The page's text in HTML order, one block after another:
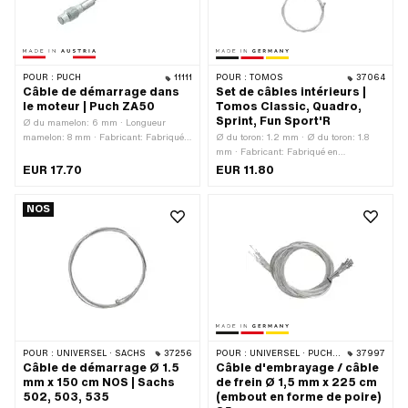
POUR : PUCH 11111
Câble de démarrage dans
le moteur | Puch ZA50
Ø du mamelon: 6 mm · Longueur
mamelon: 8 mm · Fabricant: Fabriqué
Forme du mamelon: Tonneau
910.4.18.001.0
EUR 17.70
POUR : TOMOS 37064
Set de câbles intérieurs |
Tomos Classic, Quadro,
Sprint, Fun Sport'R
Ø du toron: 1.2 mm · Ø du toron: 1.8
mm · Fabricant: Fabriqué en
Allemagne · Matériau: Acier · Nombre:
EUR 11.80
NOS
POUR : UNIVERSEL · SACHS 37256
Câble de démarrage Ø 1.5
mm x 150 cm NOS | Sachs
502, 503, 535
POUR : UNIVERSEL · PUCH · SACHS · PONY / CILO (BÊTA 521 & 512) · PIAGGIO · SOLEX 37997
Câble d'embrayage / câble
de frein Ø 1,5 mm x 225 cm
(embout en forme de poire)